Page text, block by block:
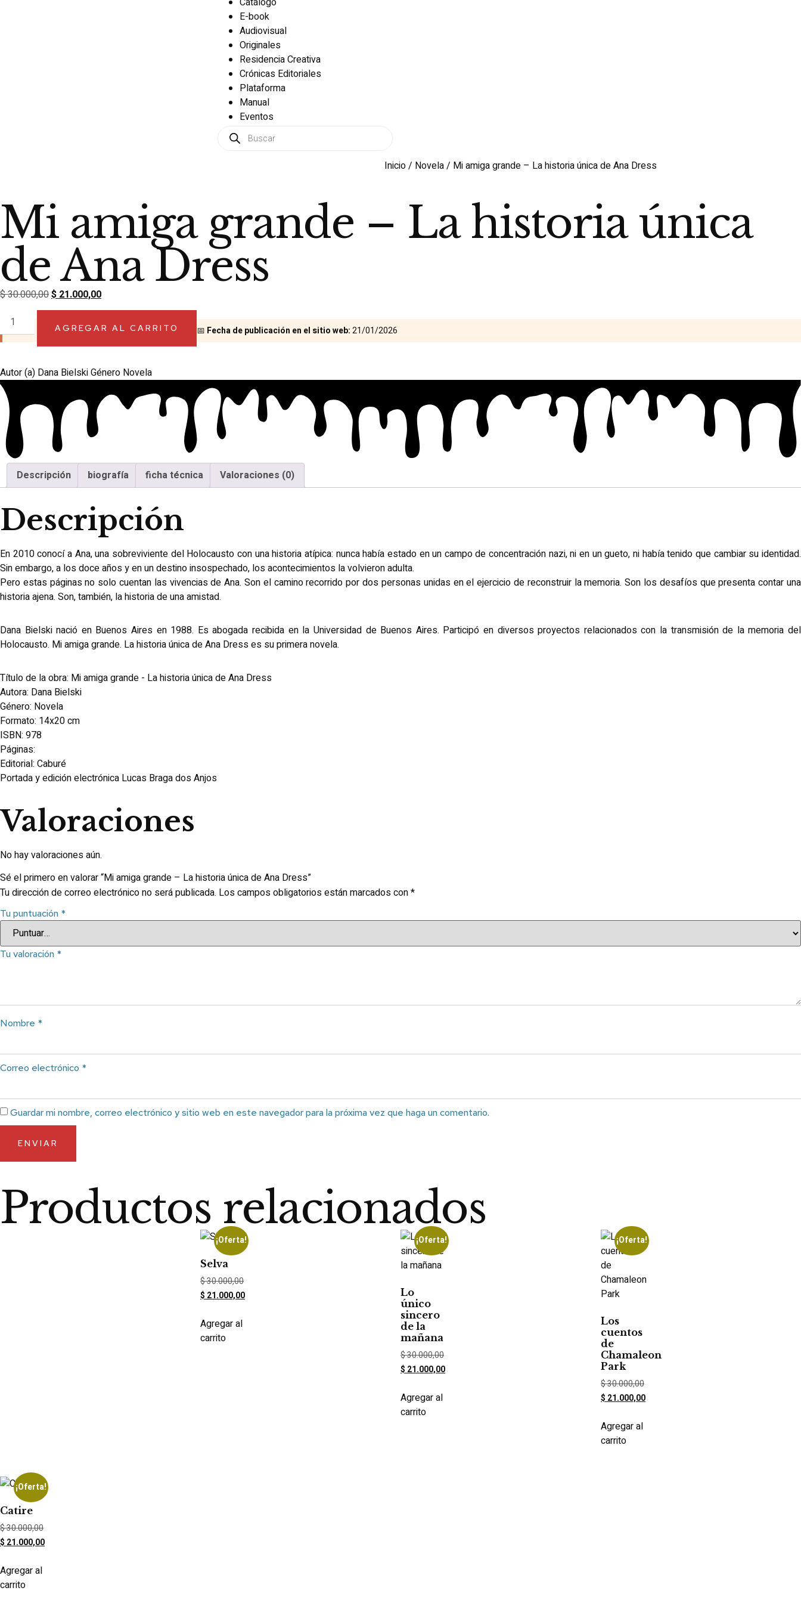
E-book
Audiovisual
Originales
Residencia Creativa
Crónicas Editoriales
Plataforma
Manual
Eventos
Inicio/ Novela/ Mi amiga grande – La historia única de Ana Dress
Mi amiga grande – La historia única
de Ana Dress
$30.000,00$21.000,00
AGREGAR AL CARRITO 📅 Fecha de publicación en el sitio web:21/01/2026
Autor (a) Dana BielskiGénero Novela
Descripción biografía ficha técnica Valoraciones (0)
Descripción
En 2010 conocí a Ana, una sobreviviente del Holocausto con una historia atípica: nunca había estado en un campo de concentración nazi, ni en un gueto, ni había tenido que cambiar su identidad.
Sin embargo, a los doce años y en un destino insospechado, los acontecimientos la volvieron adulta.
Pero estas páginas no solo cuentan las vivencias de Ana. Son el camino recorrido por dos personas unidas en el ejercicio de reconstruir la memoria. Son los desafíos que presenta contar una
historia ajena. Son, también, la historia de una amistad.
Dana Bielski nació en Buenos Aires en 1988. Es abogada recibida en la Universidad de Buenos Aires. Participó en diversos proyectos relacionados con la transmisión de la memoria del
Holocausto. Mi amiga grande. La historia única de Ana Dress es su primera novela.
Título de la obra: Mi amiga grande - La historia única de Ana Dress
Autora: Dana Bielski
Género: Novela
Formato: 14x20 cm
ISBN: 978
Páginas:
Editorial: Caburé
Portada y edición electrónica Lucas Braga dos Anjos
Valoraciones
No hay valoraciones aún.
Sé el primero en valorar “Mi amiga grande – La historia única de Ana Dress”
Tu dirección de correo electrónico no será publicada. Los campos obligatorios están marcados con*
Tu puntuación *
Tu valoración *
Nombre *
Correo electrónico *
Guardar mi nombre, correo electrónico y sitio web en este navegador para la próxima vez que haga un comentario.
Productos relacionados
¡Oferta!
Selva
$30.000,00
$21.000,00
Agregar al
carrito
¡Oferta!
Lo
único
sincero
de la
mañana
$30.000,00
$21.000,00
Agregar al
carrito
¡Oferta!
Los
cuentos
de
Chamaleon
Park
$30.000,00
$21.000,00
Agregar al
carrito
¡Oferta!
Catire
$30.000,00
$21.000,00
Agregar al
carrito